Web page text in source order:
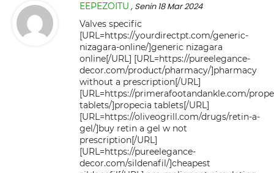
EEPEZOITU , Senin 18 Mar 2024
Valves specific
[URL=https://yourdirectpt.com/generic-
nizagara-online/]generic nizagara
online[/URL] [URL=https://pureelegance-
decor.com/product/pharmacy/]pharmacy
without a prescription[/URL]
[URL=https://primerafootandankle.com/
tablets/]propecia tablets[/URL]
[URL=https://oliveogrill.com/drugs/retin-a-
gel/]buy retin a gel w not
prescription[/URL]
[URL=https://pureelegance-
decor.com/sildenafil/]cheapest